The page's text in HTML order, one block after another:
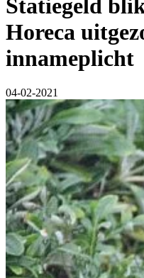
Statiegeld
Horeca
innameplicht
04-02-2021